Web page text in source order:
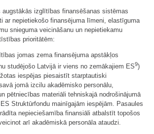
augstākās izglītības finansēšanas sistēmas
ar nepietiekošo finansējuma līmeni, elastīguma
snieguma veicināšanu un nepietiekamu
prioritātēm:
jomas zema finansējuma apstākļos
studējošo Latvijā ir viens no zemākajiem ES9)
iespējas piesaistīt starptautiski
jomā izcilu akadēmisko personālu,
pētniecības materiāli tehniskajā nodrošinājumā
Struktūrfondu mainīgajām iespējām. Pasaules
nepieciešamība finansiāli atbalstīt topošos
arī akadēmiskā personāla ataudzi.